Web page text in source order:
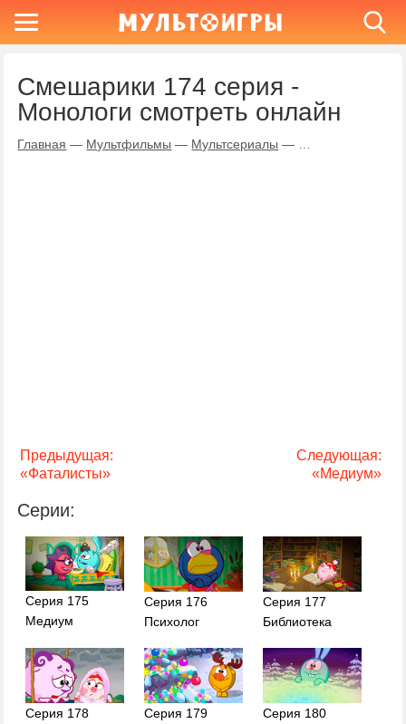
Смешарики 174 серия -
Монологи смотреть онлайн
Главная — Мультфильмы — Мультсериалы —
Предыдущая:
«Фаталисты»
Следующая:
«Медиум»
Серии:
Серия 175
Медиум
Серия 176
Психолог
Серия 177
Библиотека
Серия 178
Серия 179
Серия 180